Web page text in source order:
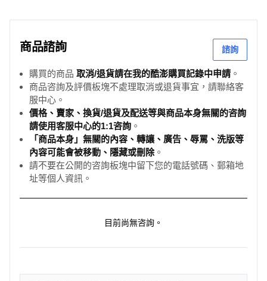
商品諮詢 諮詢
購買的商品 取消/退貨請在我的酷澎購買記錄中申請 。
商品咨詢及評價板塊不處理取消或退貨事宜，請聯絡客
服中心。
價格、賣家、換貨/退貨及配送等與商品本身無關的咨詢
請使用客服中心的1:1咨詢 。
「商品本身」無關的內容、轉讓、廣告、辱罵、洗版等
內容可能會被移動、隱藏或刪除。
請不要在公開的咨詢板塊中留下您的電話號碼、郵箱地
址等個人資訊。
目前尚無咨詢。